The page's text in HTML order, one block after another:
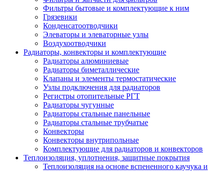
Фильтры бытовые и комплектующие к ним
Грязевики
Конденсатоотводчики
Элеваторы и элеваторные узлы
Воздухоотводчики
Радиаторы, конвекторы и комплектующие
Радиаторы алюминиевые
Радиаторы биметаллические
Клапаны и элементы термостатические
Узлы подключения для радиаторов
Регистры отопительные РГТ
Радиаторы чугунные
Радиаторы стальные панельные
Радиаторы стальные трубчатые
Конвекторы
Конвекторы внутрипольные
Комплектующие для радиаторов и конвекторов
Теплоизоляция, уплотнения, защитные покрытия
Теплоизоляция на основе вспененного каучука и